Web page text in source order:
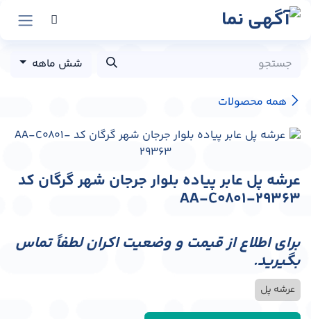
پرش به محتوا
همه محصولات
شش ماهه
عرشه پل عابر پیاده بلوار جرجان شهر گرگان کد
AA-C0801-29363
برای اطلاع از قیمت و وضعیت اکران لطفاً تماس
بگیرید.
عرشه پل